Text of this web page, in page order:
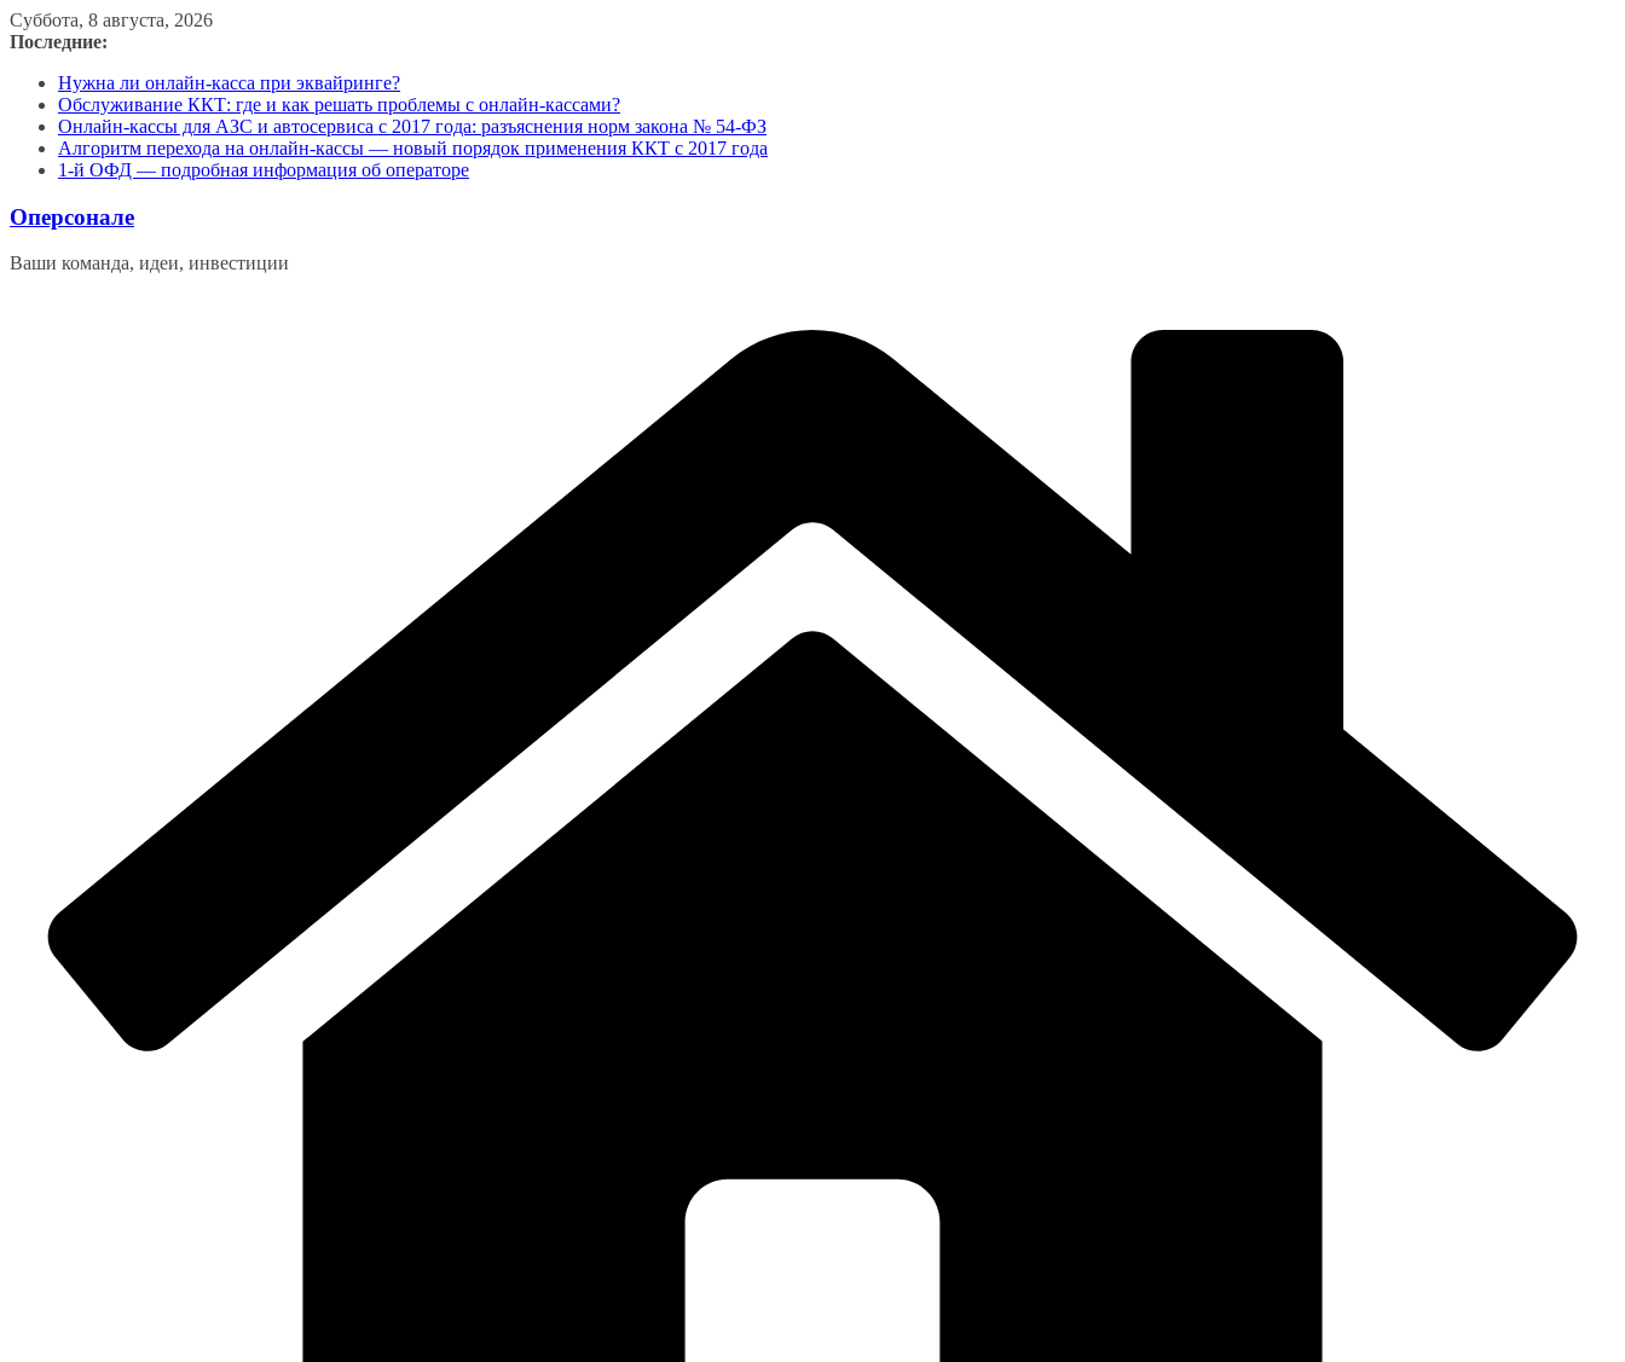
Перейти
к
Суббота, 8 августа, 2026
Последние:
Нужна ли онлайн-касса при эквайринге?
Обслуживание ККТ: где и как решать проблемы с онлайн-кассами?
Онлайн-кассы для АЗС и автосервиса с 2017 года: разъяснения норм закона № 54-ФЗ
Алгоритм перехода на онлайн-кассы — новый порядок применения ККТ с 2017 года
1-й ОФД — подробная информация об операторе
Оперсонале
Ваши команда, идеи, инвестиции